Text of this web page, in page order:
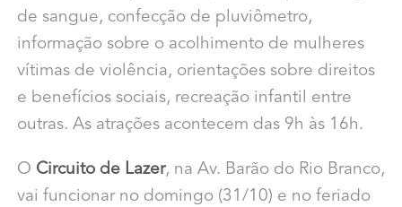
de sangue, confecção de pluviômetro,
informação sobre o acolhimento de mulheres
vítimas de violência, orientações sobre direitos
e benefícios sociais, recreação infantil entre
outras. As atrações acontecem das 9h às 16h.
O Circuito de Lazer, na Av. Barão do Rio Branco,
vai funcionar no domingo (31/10) e no feriado